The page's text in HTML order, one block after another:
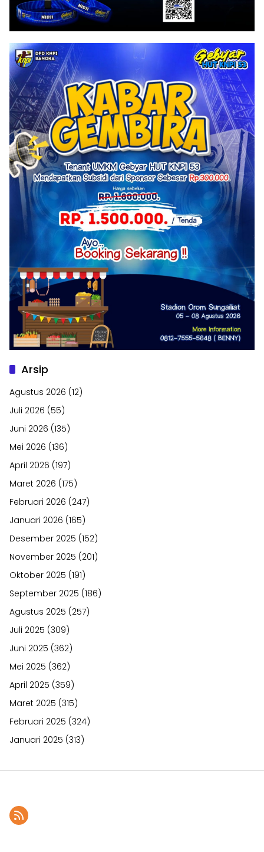
Arsip
Agustus 2026 (12)
Juli 2026 (55)
Juni 2026 (135)
Mei 2026 (136)
April 2026 (197)
Maret 2026 (175)
Februari 2026 (247)
Januari 2026 (165)
Desember 2025 (152)
November 2025 (201)
Oktober 2025 (191)
September 2025 (186)
Agustus 2025 (257)
Juli 2025 (309)
Juni 2025 (362)
Mei 2025 (362)
April 2025 (359)
Maret 2025 (315)
Februari 2025 (324)
Januari 2025 (313)